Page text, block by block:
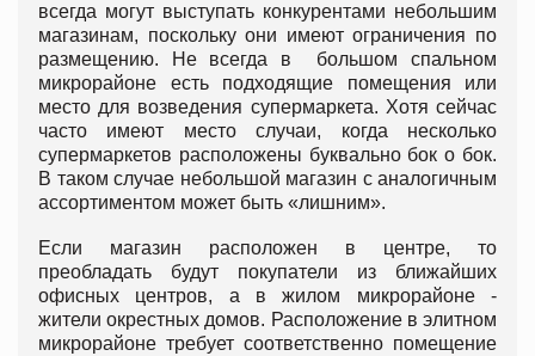
всегда могут выступать конкурентами небольшим
магазинам, поскольку они имеют ограничения по
размещению. Не всегда в большом спальном
микрорайоне есть подходящие помещения или
место для возведения супермаркета. Хотя сейчас
часто имеют место случаи, когда несколько
супермаркетов расположены буквально бок о бок.
В таком случае небольшой магазин с аналогичным
ассортиментом может быть «лишним».
Если магазин расположен в центре, то
преобладать будут покупатели из ближайших
офисных центров, а в жилом микрорайоне -
жители окрестных домов. Расположение в элитном
микрорайоне требует соответственно помещение